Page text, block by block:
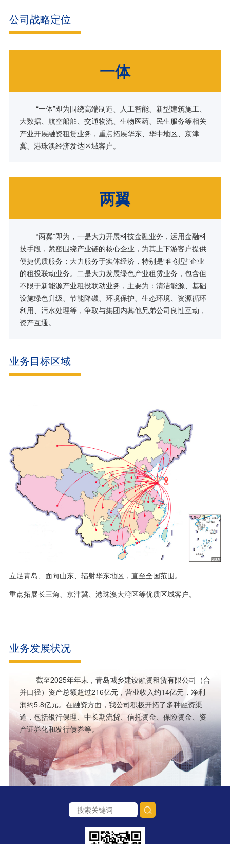
公司战略定位
一体
“一体”即为围绕高端制造、人工智能、新型建筑施工、
大数据、航空船舶、交通物流、生物医药、民生服务等相关
产业开展融资租赁业务，重点拓展华东、华中地区、京津
冀、港珠澳经济发达区域客户。
两翼
“两翼”即为，一是大力开展科技金融业务，运用金融科
技手段，紧密围绕产业链的核心企业，为其上下游客户提供
便捷优质服务；大力服务于实体经济，特别是“科创型”企业
的租投联动业务。二是大力发展绿色产业租赁业务，包含但
不限于新能源产业租投联动业务，主要为：清洁能源、基础
设施绿色升级、节能降碳、环境保护、生态环境、资源循环
利用、污水处理等，争取与集团内其他兄弟公司良性互动，
资产互通。
业务目标区域
立足青岛、面向山东、辐射华东地区，直至全国范围。
重点拓展长三角、京津冀、港珠澳大湾区等优质区域客户。
业务发展状况
截至2025年年末，青岛城乡建设融资租赁有限公司（合
并口径）资产总额超过216亿元，营业收入约14亿元，净利
润约5.8亿元。在融资方面，我公司积极开拓了多种融资渠
道，包括银行保理、中长期流贷、信托资金、保险资金、资
产证券化和发行债券等。